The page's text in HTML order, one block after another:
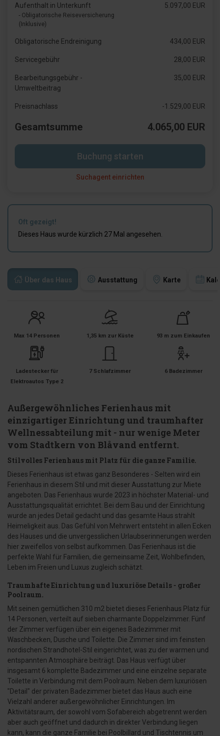
Über das Haus Ausstattung Karte
Max 14 Personen 1,35 km zur Küste 93 m zum Einkaufen
Ladestecker für
Elektroautos Type 2
7 Schlafzimmer 6 Badezimmer
Außergewöhnliches Ferienhaus mit
einzigartiger Einrichtung und traumhafter
Wellnessabteilung mit - nur wenige Meter
vom Stadtkern von Blåvand entfernt.
Stilvolles Ferienhaus mit Platz für die ganze Familie.
Dieses Ferienhaus ist etwas ganz Besonderes - Selten wird ein
Ferienhaus in diesem Stil und mit dieser Ausstattung zur Miete
angeboten. Das Ferienhaus wurde 2023 in höchster Material- und
Ausstattungsqualität errichtet. Bei dem Bau und der Einrichtung
wurde an jedes Detail gedacht und das gesamte Haus strahlt
Heimeligkeit aus. Das Gefühl von Mehrwert entsteht in allen Ecken
des Hauses und die unvergesslichen Urlaubserinnerungen werden
hier zweifellos von selbst aufkommen. Das Ferienhaus ist die
perfekte Wahl für Familien, die gemeinsame Zeit, Wohlbefinden,
Leben im Freien und Luxus zugleich schätzt.
Traumhafte Einrichtung und luxuriöse Details - großer
Poolraum.
Mit seinen gemütlichen 310 m2 bietet dieses Ferienhaus Platz für
14 Personen, verteilt auf sieben charmante Doppelzimmer. Fünf
der Zimmer verfügen über ein eigenes Badezimmer mit
Waschbecken, Dusche und Toilette. Die Zimmer sind im feinsten
nordischen Strandhotel-Stil eingerichtet, was zu der warmen und
entspannten Atmosphäre beiträgt. Das Haus verfügt über
insgesamt 6 komplette Badezimmer und eine einzelne separate
Toilette in Verbindung mit dem Poolraum. Neben dem luxuriösen
"Detail" der privaten Badezimmer bietet das Haus auch eine
Vielzahl anderer außergewöhnlicher Einrichtungen. Im
Aktivitätsraum, der sowohl vom Sofabereich abgetrennt werden
aber auch geöffnet und dadurch in direkter Verbindung liegen
kann, kann die ganze Familie bei Poolbillard und Tischtennis um
Aufenthalt in Unterkunft
- Obligatorische Reiseversicherung
(Inklusive)
5.097,00 EUR
Obligatorische Endreinigung 434,00 EUR
Servicegebühr 28,00 EUR
Bearbeitungsgebühr -
Umweltbeitrag
35,00 EUR
Preisnachlass -1.529,00 EUR
Gesamtsumme 4.065,00 EUR
Buchung starten
Suchagent einrichten
Oft gezeigt!
Dieses Haus wurde kürzlich 27 Mal angesehen.